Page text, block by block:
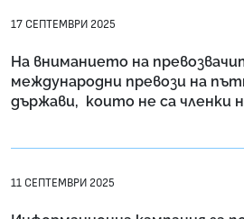
17 СЕПТЕМВРИ 2025
На вниманието на
международни превози на
държави, които не са членки
11 СЕПТЕМВРИ 2025